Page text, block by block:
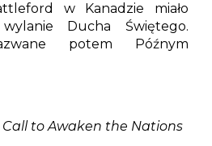
w Kanadzie miało
Ducha Świętego.
potem Późnym
Call to Awaken the Nations